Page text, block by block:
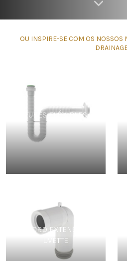
OU INSPIRE-SE COM OS NOSSOS
TUBES FLÉXIBLES
RACCORD EXTENSIBLE C
UVETTE